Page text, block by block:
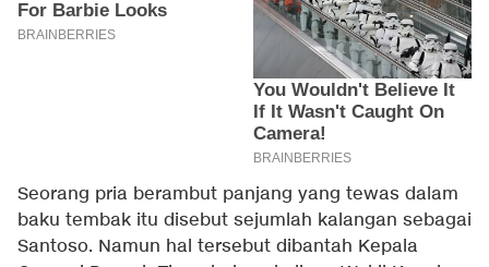
Seorang pria berambut panjang yang tewas dalam
baku tembak itu disebut sejumlah kalangan sebagai
Santoso. Namun hal tersebut dibantah Kepala